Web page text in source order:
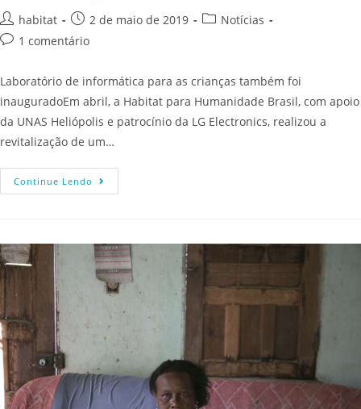
habitat 2 de maio de 2019
Notícias
1 comentário
Laboratório de informática para as crianças também foi
inauguradoEm abril, a Habitat para Humanidade Brasil, com apoio
da UNAS Heliópolis e patrocínio da LG Electronics, realizou a
revitalização de um…
Continue Lendo